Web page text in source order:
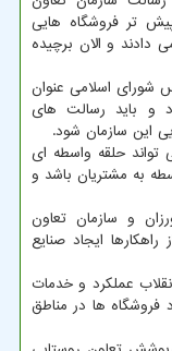
تر فروشگاه هایی
دادند و الان برچیده
شورای اسلامی عنوان
و باید رسالت های
این سازمان شود.
تواند حلقه واسطه ای
به مشتریان باشد و
و سازمان تعاون
ایجاد صنایع
عملکرد و خدمات
فروشگاه ها در مناطق